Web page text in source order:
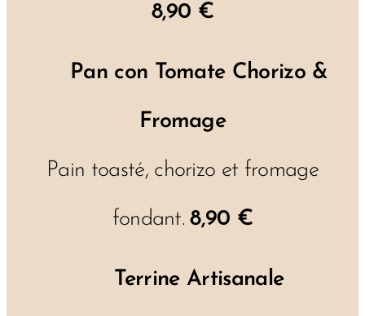
8,90 €
Pan con Tomate Chorizo &
Fromage
Pain toasté, chorizo et fromage
fondant.8,90 €
Terrine Artisanale